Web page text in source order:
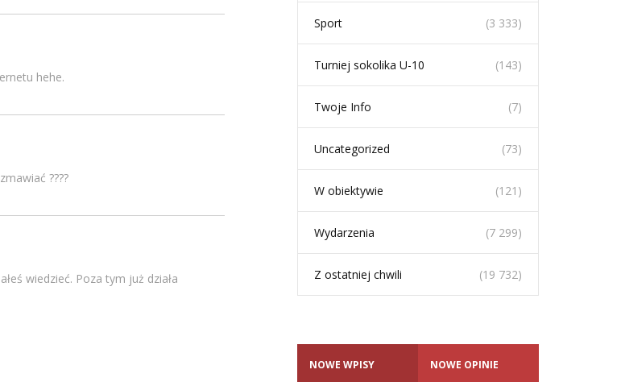
hehe.
????
wiedzieć. Poza tym już działa
Sport (3 333)
Turniej sokolika U-10 (143)
Twoje Info (7)
Uncategorized (73)
W obiektywie (121)
Wydarzenia (7 299)
Z ostatniej chwili (19 732)
NOWE WPISY NOWE OPINIE